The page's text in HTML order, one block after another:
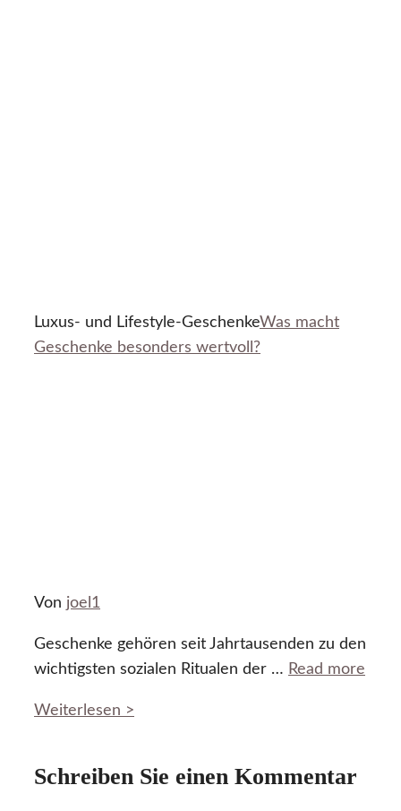
Luxus- und Lifestyle-GeschenkeWas macht
Geschenke besonders wertvoll?
Von joel1
Geschenke gehören seit Jahrtausenden zu den
wichtigsten sozialen Ritualen der … Read more
Weiterlesen >
Schreiben Sie einen Kommentar